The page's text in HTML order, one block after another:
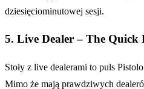
dziesięciominutowej sesji.
5. Live Dealer – The Quick
Stoły z live dealerami to puls
Mimo że mają prawdziwych